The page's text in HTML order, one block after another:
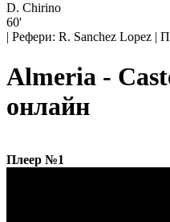
D. Chirino
60'
| Рефери: R. Sanchez Lopez |
Almeria -
онлайн
Плеер №1